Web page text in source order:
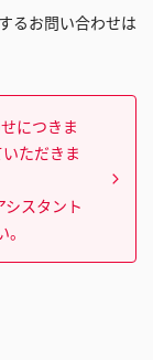
るお問い合わせは
につきま
ただきま
スタント